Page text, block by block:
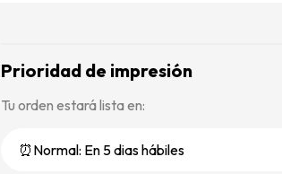
Prioridad de impresión
Tu orden estará lista en: